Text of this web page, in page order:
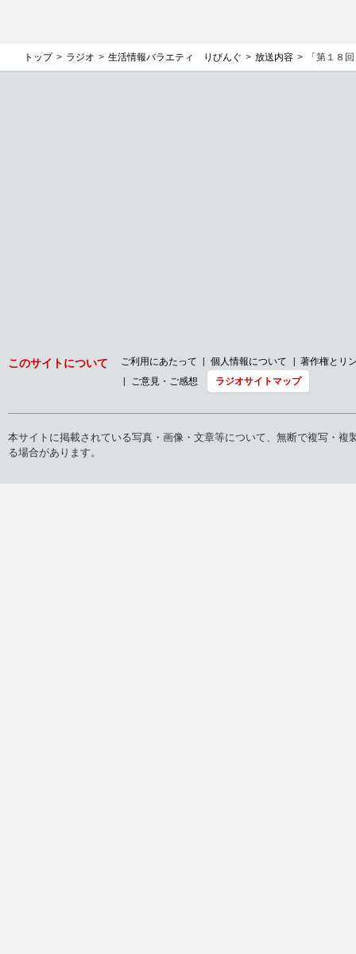
トップ ラジオ 生活情報バラエティ りびんぐ 放送内容 「第１８
このサイトについて ご利用にあたって 個人情報について
著作権とリ
ご意見・ご感想
ラジオサイトマップ
本サイトに掲載されている写真・画像・文章等について、無断で複写・
る場合があります。